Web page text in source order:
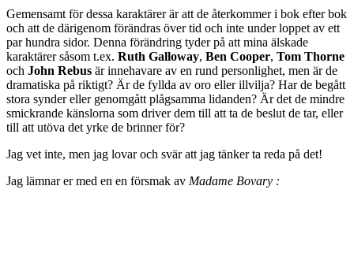
Gemensamt för dessa karaktärer är att de återkommer i bok efter bok
och att de därigenom förändras över tid och inte under loppet av ett
par hundra sidor. Denna förändring tyder på att mina älskade
karaktärer såsom t.ex. Ruth Galloway, Ben Cooper, Tom Thorne
och John Rebus är innehavare av en rund personlighet, men är de
dramatiska på riktigt? Är de fyllda av oro eller illvilja? Har de begått
stora synder eller genomgått plågsamma lidanden? Är det de mindre
smickrande känslorna som driver dem till att ta de beslut de tar, eller
till att utöva det yrke de brinner för?
Jag vet inte, men jag lovar och svär att jag tänker ta reda på det!
Jag lämnar er med en en försmak av Madame Bovary :